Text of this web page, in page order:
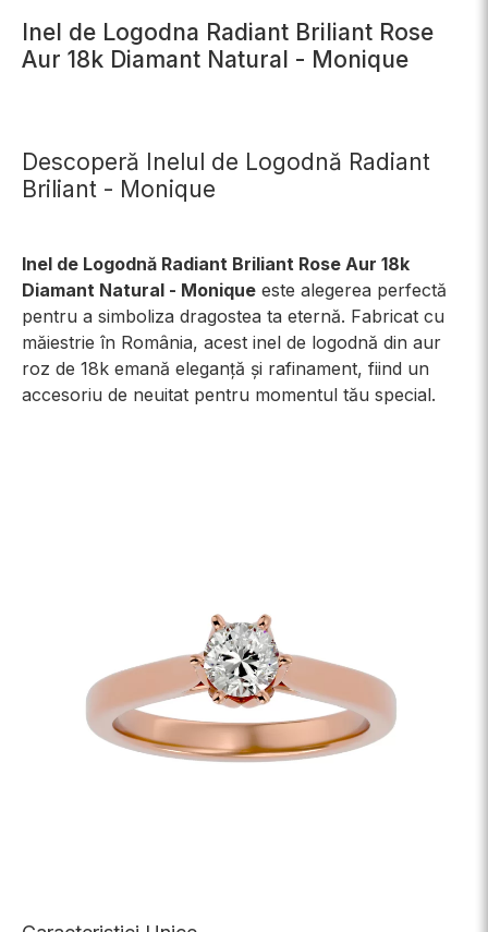
Inel de Logodna Radiant Briliant Rose
Aur 18k Diamant Natural - Monique
Descoperă Inelul de Logodnă Radiant
Briliant - Monique
Inel de Logodnă Radiant Briliant Rose Aur 18k
Diamant Natural - Monique este alegerea perfectă
pentru a simboliza dragostea ta eternă. Fabricat cu
măiestrie în România, acest inel de logodnă din aur
roz de 18k emană eleganță și rafinament, fiind un
accesoriu de neuitat pentru momentul tău special.